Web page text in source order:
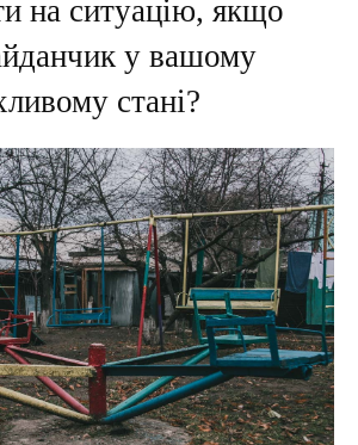
на ситуацію, якщо
у вашому
стані?